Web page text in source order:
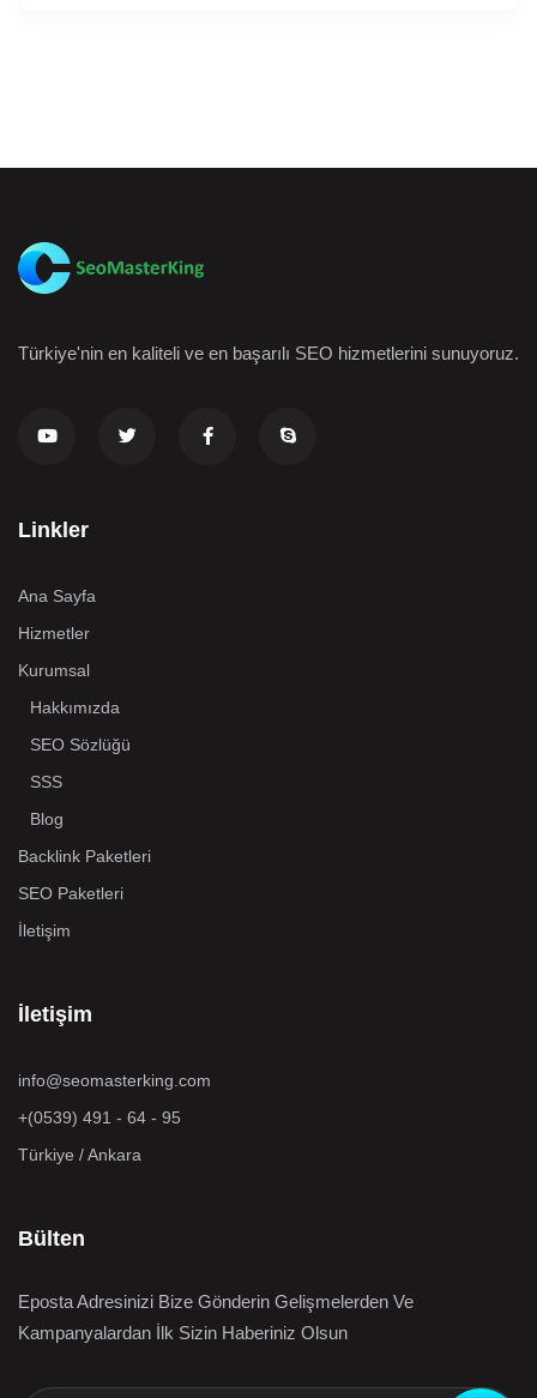
Türkiye'nin en kaliteli ve en başarılı SEO hizmetlerini sunuyoruz.
Linkler
Ana Sayfa
Hizmetler
Kurumsal
Hakkımızda
SEO Sözlüğü
SSS
Blog
Backlink Paketleri
SEO Paketleri
İletişim
İletişim
info@seomasterking.com
+(0539) 491 - 64 - 95
Türkiye / Ankara
Bülten
Eposta Adresinizi Bize Gönderin Gelişmelerden Ve
Kampanyalardan İlk Sizin Haberiniz Olsun